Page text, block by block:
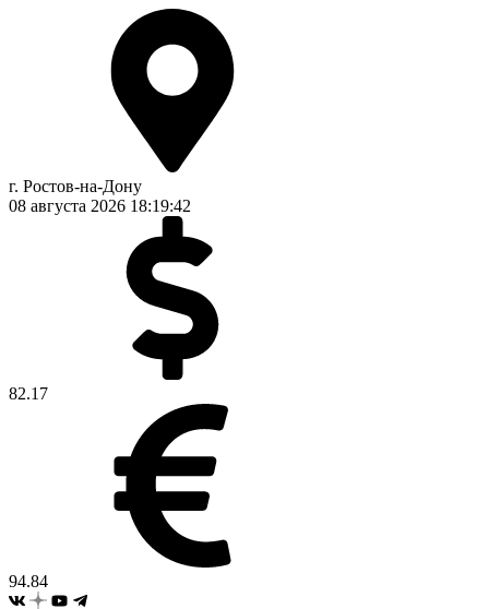
г. Ростов-на-Дону
08 августа 2026 18:19:42
82.17
94.84